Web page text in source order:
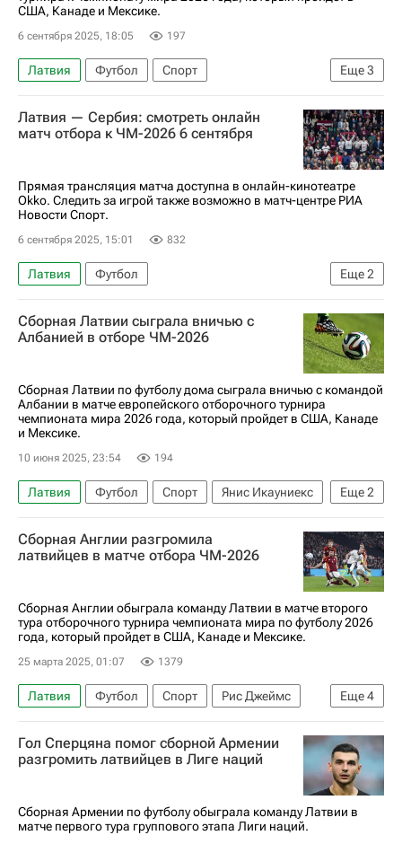
США, Канаде и Мексике.
6 сентября 2025, 18:05 197
Еще3
Латвия Футбол
Спорт
Душан Влахович
Сербия
ЧМ по футболу 2026
Латвия — Сербия: смотреть онлайн
матч отбора к ЧМ-2026 6 сентября
Прямая трансляция матча доступна в онлайн-кинотеатре
Okko. Следить за игрой также возможно в матч-центре РИА
Новости Спорт.
6 сентября 2025, 15:01 832
Еще2
Латвия
Футбол
Анонсы и трансляции матчей
Сербия
Сборная Латвии сыграла вничью с
Албанией в отборе ЧМ-2026
Сборная Латвии по футболу дома сыграла вничью с командой
Албании в матче европейского отборочного турнира
чемпионата мира 2026 года, который пройдет в США, Канаде
и Мексике.
10 июня 2025, 23:54 194
Еще2
Латвия Футбол Спорт
Янис Икауниекс
Албания
ЧМ по футболу 2026
Сборная Англии разгромила
латвийцев в матче отбора ЧМ-2026
Сборная Англии обыграла команду Латвии в матче второго
тура отборочного турнира чемпионата мира по футболу 2026
года, который пройдет в США, Канаде и Мексике.
25 марта 2025, 01:07 1379
Еще4
Латвия Футбол Спорт
Рис Джеймс
Эберечи Эзе
Гарри Кейн
Англия
ЧМ по футболу 2026
Гол Сперцяна помог сборной Армении
разгромить латвийцев в Лиге наций
Сборная Армении по футболу обыграла команду Латвии в
матче первого тура группового этапа Лиги наций.